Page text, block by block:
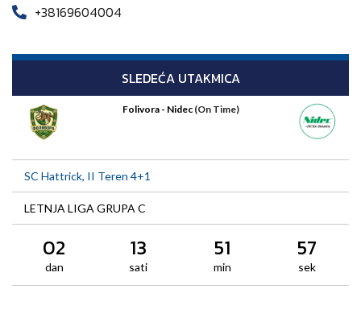
+38169604004
SLEDEĆA UTAKMICA
Folivora - Nidec(On Time)
SC Hattrick, II Teren 4+1
LETNJA LIGA GRUPA C
02
dan
13
sati
51
min
57
sek